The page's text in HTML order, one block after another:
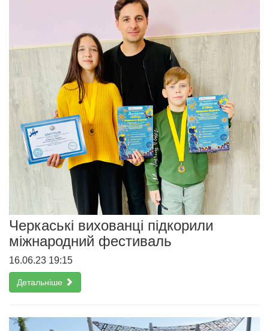
Черкаські вихованці підкорили
міжнародний фестиваль
16.06.23 19:15
Детальніше